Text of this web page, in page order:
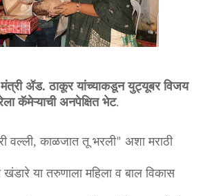
मंत्री ॲड. ठाकूर यांच्याकडून युट्यूबर विजय
कॅमेऱ्याची अनपेक्षित भेट.
वल्ली, काळजात तू भरली” अशा मराठी
खंडारे या तरुणाला महिला व बाल विकास